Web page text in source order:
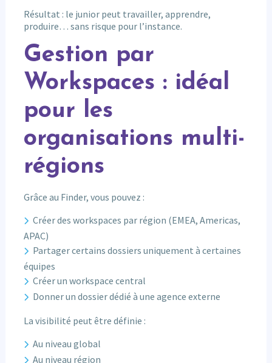
Résultat : le junior peut travailler, apprendre,
produire… sans risque pour l’instance.
Gestion par
Workspaces : idéal
pour les
organisations multi-
régions
Grâce au Finder, vous pouvez :
Créer des workspaces par région (EMEA, Americas,
APAC)
Partager certains dossiers uniquement à certaines
équipes
Créer un workspace central
Donner un dossier dédié à une agence externe
La visibilité peut être définie :
Au niveau global
Au niveau région